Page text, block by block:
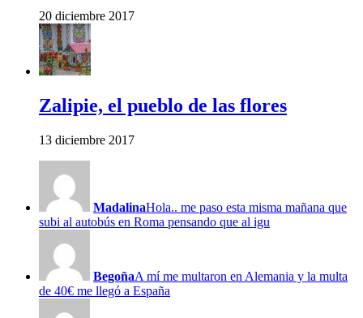
20 diciembre 2017
Zalipie, el pueblo de las flores
13 diciembre 2017
MadalinaHola.. me paso esta misma mañana que
subi al autobús en Roma pensando que al igu
BegoñaA mí me multaron en Alemania y la multa
de 40€ me llegó a España